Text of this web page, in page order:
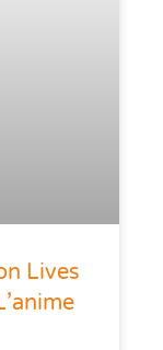
Lives